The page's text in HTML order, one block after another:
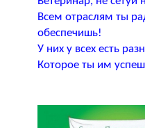
Всем отраслям ты
обеспечишь!
У них у всех есть
Которое ты им